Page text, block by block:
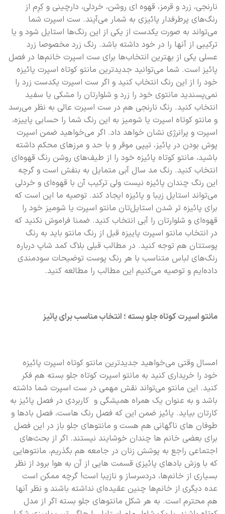
نارنجی، زرد و قرمز، قهوه ای روشن، خردلی، دارچینی و کِرِم از
رنگ‌های پرطرفدار پائیزی به شمار می‌آیند. ست اسپرت شما
می‌تواند به صورت یکدست از یکی از این رنگ‌ها استایل شود و یا
ترکیبی از آنها را در خود داشته باشد. رنگ زرد مخصوصا زرد
عسلی یکی از بهترین انتخاب‌ها برای ست اسپرت خانم‌ها در فصل
پائیز است. شما می‌توانید جدیدترین مانتو کوتاه اسپرت پائیزه
خود را از این رنگ انتخاب کنید و اگر ست اسپرت یکدست زرد را
نمی‌پسندید مانتوی خود را زرد و شلوارتان را مشکی یا سفید
انتخاب کنید. رنگ نارنجی هم در ست اسپرت عالی به نظر می‌رسد
و مانتو کوتاه اسپرت یا شومیز به این رنگ شما را حسابی پاییزه،
اسپرت و پرانرژی نشان خواهد داد. اگر می‌خواهید ضمن اسپرت
پوش بودن در پائیز، تیپی موقر و با حد و مرزهای محکم داشته
باشید، مانتو کوتاه پائیزه خود را از طیف‌های روشن رنگ قهوه‌ای
انتخاب کنید. رنگ مد سال آبی متمایل به بنفش است و گرچه
این رنگ چندان پائیزه نیست ولی ترکیب آن با قهوه‌ای و خردلی
می‌تواند استایل زیبا و پائیزه ایجاد کند. توصیه ما این است که
برای پائیزه تر شدن استایل‌تان مانتو اسپرت یا شومیز خود را
قهوه‌ای و شلوارتان را آبی انتخاب کنید. ضمنا فراموش نکنید که
در انتخاب مانتو اسپرت پاییزه قبل از رنگ مانتو باید به رنگ
پوستتان هم توجه کنید. در مطالب قبلی بلاگ کمد شاپ درباره
رنگ‌های لباس متناسب با هر رنگ پوست توضیحات سودمندی
داده‌ایم و توصیه می‌کنیم این مطالب را مطالعه کنید.
مانتو اسپرت کوتاه جلو بسته؛ انتخاب مناسب برای پائیز
امسال وقتی می‌خواهید جدیدترین مانتو کوتاه اسپرت پائیزه
خود را خریداری کنید به مانتو اسپرت کوتاه جلو بسته هم فکر
کنید. این مانتو می‌تواند نقش مهمی در ست اسپرت شما داشته
باشد و به عنوان یک همراه همیشگی و کاربردی در فصل پائیز به
کارتان بیاید. پائیز ضمن این که فصل رنگ هاست، فصل بادها و
طوفان های ناگهانی هم هست و مانتوهای جلو باز در این فصل
برای بعضی خانم ها چندان خوشایند نیستند. اگر از بحث‌های
اجتماعی راجع به پوشش زنان در جامعه هم بگذریم، مانتوهایی
که با وزش بادهای پائیزی قسمت هایی از آن به هوا برود از نظر
بسیاری از خانم‌ها، دردسرساز و نازیبا است! گرچه ممکن است
عده دیگری از خانم‌ها چنین عقیده‌ای نداشته باشند و نظر آنها
هم محترم است. به هر شکل مانتوهای جلو بسته اگر از مدل